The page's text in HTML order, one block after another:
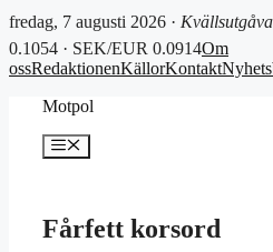
fredag, 7 augusti 2026 · Kvällsutgåva
0.1054 · SEK/EUR 0.0914Om
ossRedaktionenKällorKontakt
Motpol
Meny
Fårfett korsord